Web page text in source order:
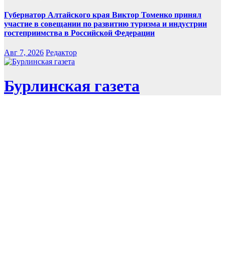
Губернатор Алтайского края Виктор Томенко принял
участие в совещании по развитию туризма и индустрии
гостеприимства в Российской Федерации
Авг 7, 2026 Редактор
Бурлинская газета